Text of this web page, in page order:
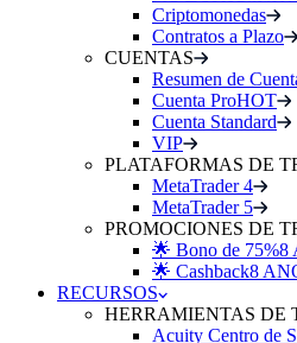
Criptomonedas
Contratos a Plazo
CUENTAS
Resumen de
Cuenta ProHOT
Cuenta Standard
VIP
PLATAFORMAS DE
MetaTrader 4
MetaTrader 5
PROMOCIONES DE
🌟 Bono de 75%8
🌟 Cashback8
RECURSOS
HERRAMIENTAS DE
Acuity Centro de